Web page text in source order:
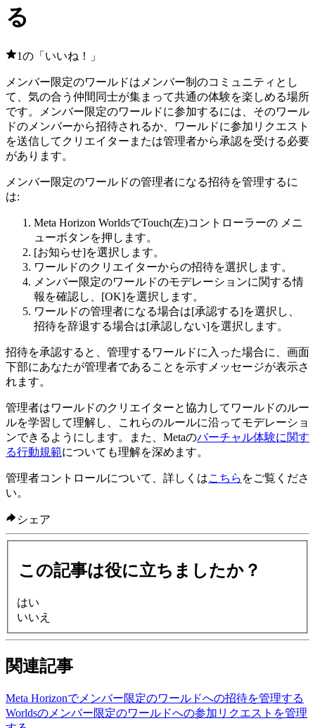
る
1の「いいね！」
メンバー限定のワールドはメンバー制のコミュニティとし
て、気の合う仲間同士が集まって共通の体験を楽しめる場所
です。メンバー限定のワールドに参加するには、そのワール
ドのメンバーから招待されるか、ワールドに参加リクエスト
を送信してクリエイターまたは管理者から承認を受ける必要
があります。
メンバー限定のワールドの管理者になる招待を管理するに
は:
Meta Horizon WorldsでTouch(左)コントローラーの メニ
ューボタンを押します。
[お知らせ]を選択します。
ワールドのクリエイターからの招待を選択します。
メンバー限定のワールドのモデレーションに関する情
報を確認し、 [OK]を選択します。
ワールドの管理者になる場合は[承認する]を選択し、
招待を辞退する場合は[承認しない]を選択します。
招待を承認すると、管理するワールドに入った場合に、画面
下部にあなたが管理者であることを示すメッセージが表示さ
れます。
管理者はワールドのクリエイターと協力してワールドのルー
ルを学習して理解し、これらのルールに沿ってモデレーショ
ンできるようにします。また、Metaのバーチャル体験に関す
る行動規範についても理解を深めます。
管理者コントロールについて、詳しくはこちら をご覧くださ
い。
シェア
この記事は役に立ちましたか？
はい
いいえ
関連記事
Meta Horizonでメンバー限定のワールドへの招待を管理する
Worldsのメンバー限定のワールドへの参加リクエストを管理